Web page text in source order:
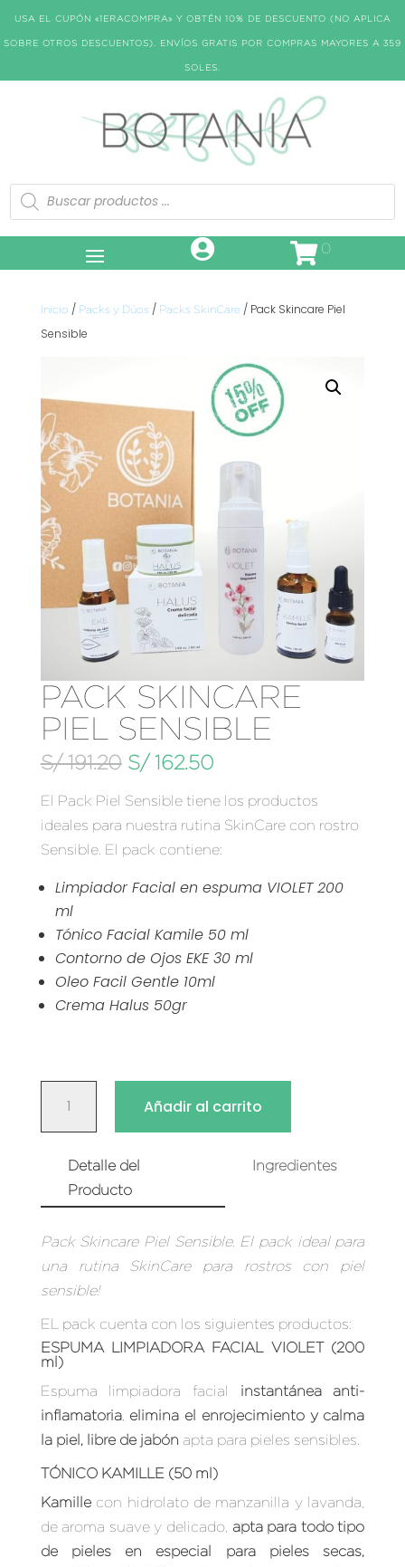
USA EL CUPÓN «1ERACOMPRA» Y OBTÉN 10% DE DESCUENTO (NO APLICA
SOBRE OTROS DESCUENTOS). ENVÍOS GRATIS POR COMPRAS MAYORES A 359
SOLES.
Búsqueda
de
productos
0
Inicio / Packs y Dúos / Packs SkinCare/ Pack Skincare Piel
Sensible
PACK SKINCARE
PIEL SENSIBLE
S/191.20 El
original
era:
S/ 191.20.
S/162.50El
actual
es:
S/ 162.50.
El Pack Piel Sensible tiene los productos
ideales para nuestra rutina SkinCare con rostro
Sensible. El pack contiene:
Limpiador Facial en espuma VIOLET 200
ml
Tónico Facial Kamile 50 ml
Contorno de Ojos EKE 30 ml
Oleo Facil Gentle 10ml
Crema Halus 50gr
SKINCARE
SENSIBLE
CANTIDAD
Añadir al carrito
Detalle del
Producto
Ingredientes
Pack Skincare Piel Sensible. El pack ideal para
una rutina SkinCare para rostros con piel
sensible!
EL pack cuenta con los siguientes productos:
ESPUMA LIMPIADORA FACIAL VIOLET (200
ml)
Espuma limpiadora facial
instantánea anti-
inflamatoria, elimina el enrojecimiento y calma
la piel, libre de jabón apta para pieles sensibles.
TÓNICO KAMILLE (50 ml)
Kamillecon hidrolato de manzanilla y lavanda,
de aroma suave y delicado, apta para todo tipo
de pieles en especial para pieles secas,